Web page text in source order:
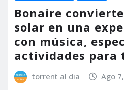
Bonaire
solar en una
con música,
actividades para
torrent al dia Ago